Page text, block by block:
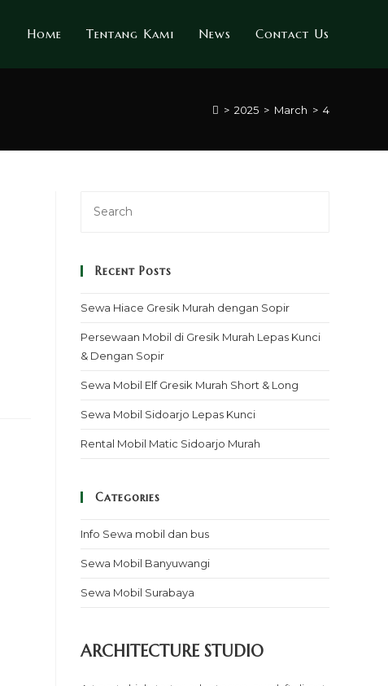
Home Tentang Kami News Contact Us
> 2025 > March > 4
Recent Posts
Sewa Hiace Gresik Murah dengan Sopir
Persewaan Mobil di Gresik Murah Lepas Kunci
& Dengan Sopir
Sewa Mobil Elf Gresik Murah Short & Long
Sewa Mobil Sidoarjo Lepas Kunci
Rental Mobil Matic Sidoarjo Murah
Categories
Info Sewa mobil dan bus
Sewa Mobil Banyuwangi
Sewa Mobil Surabaya
ARCHITECTURE STUDIO